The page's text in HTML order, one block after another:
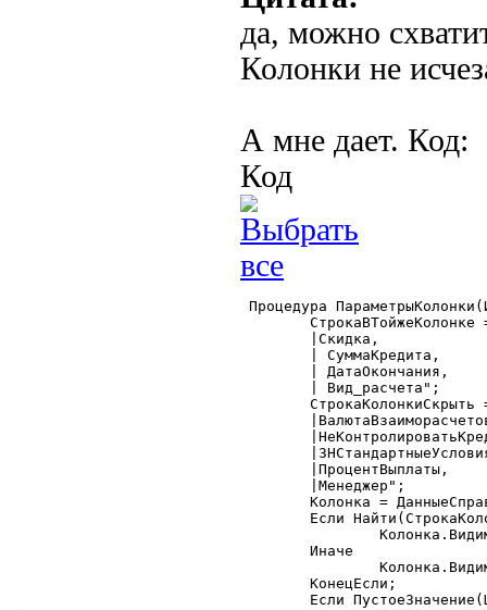
да, можно
Колонки не
А мне дает. Код:
Код
Процедура